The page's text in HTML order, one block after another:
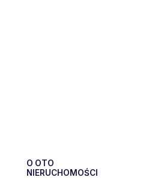
O OTO
NIERUCHOMOŚCI